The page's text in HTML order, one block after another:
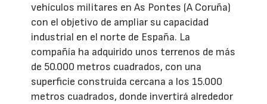
vehículos militares en As Pontes (A Coruña)
con el objetivo de ampliar su capacidad
industrial en el norte de España. La
compañía ha adquirido unos terrenos de más
de 50.000 metros cuadrados, con una
superficie construida cercana a los 15.000
metros cuadrados, donde invertirá alrededor